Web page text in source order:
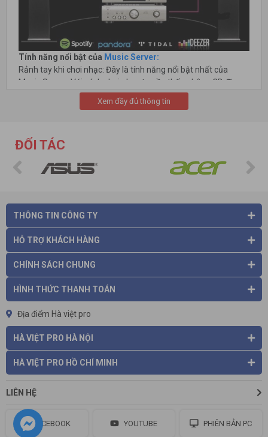
Tính năng nổi bật của Music Server:
Rảnh tay khi chơi nhạc: Đây là tính năng nổi bật nhất của
Music Server. Với cách chơi nhạc truyền thống bằng CD,đĩa
than thì việc chơi nhạc là tương đối rườm rà và vất vả. Khi
muốn thay CD thì chỉ còn cách thay thủ công bằng tay, lấy CD
tục rất vất vả. Nhưng với
dàng.
của mình. Đó mới chỉ là xắp xếp cho ngăn nắp, chưa kể đến
vấn đề bảo quản CD. Bạn sẽ phải tốn thời gian ghi chép, đánh
dấu vị trí để CD theo thể loại, theo ca sỹ. Đây là công việc rất
vất vả nếu bạn có tầm 100CD. Nếu bạn có 1000CD thì việc
phân loại là bất khả thi. Nhưng với Music Sever thì dù bạn có
phần mềm chuyên dụng giúp bạn phân loại chính xác Album
Xem đầy đủ thông tin
ĐỐI TÁC
THÔNG TIN CÔNG TY
HỖ TRỢ KHÁCH HÀNG
CHÍNH SÁCH CHUNG
HÌNH THỨC THANH TOÁN
Địa điểm Hà việt pro
HÀ VIỆT PRO HÀ NỘI
HÀ VIỆT PRO HỒ CHÍ MINH
LIÊN HỆ
FACEBOOK YOUTUBE PHIÊN BẢN PC